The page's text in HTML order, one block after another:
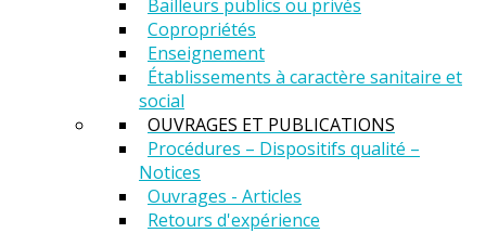
Bailleurs publics ou privés
Copropriétés
Enseignement
Établissements à caractère sanitaire et
social
OUVRAGES ET PUBLICATIONS
Procédures – Dispositifs qualité –
Notices
Ouvrages - Articles
Retours d'expérience